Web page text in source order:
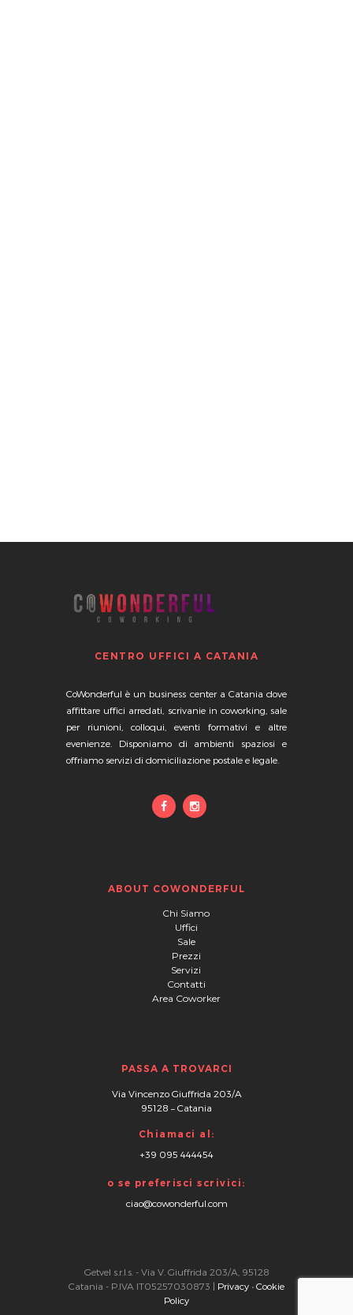
CENTRO UFFICI A CATANIA
CoWonderful è un business center a Catania dove
affittare uffici arredati, scrivanie in coworking, sale
per riunioni, colloqui, eventi formativi e altre
evenienze. Disponiamo di ambienti spaziosi e
offriamo servizi di domiciliazione postale e legale.
ABOUT COWONDERFUL
Chi Siamo
Uffici
Sale
Prezzi
Servizi
Contatti
Area Coworker
PASSA A TROVARCI
Via Vincenzo Giuffrida 203/A
95128 – Catania
Chiamaci al:
+39 095 444454
o se preferisci scrivici:
ciao@cowonderful.com
Getvel s.r.l.s. - Via V. Giuffrida 203/A, 95128
Catania - P.IVA IT05257030873 | Privacy • Cookie
Policy